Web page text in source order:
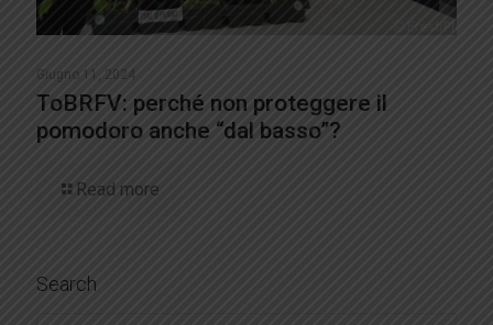
Giugno 11, 2024
ToBRFV: perché non proteggere il
pomodoro anche “dal basso”?
Read more
Search